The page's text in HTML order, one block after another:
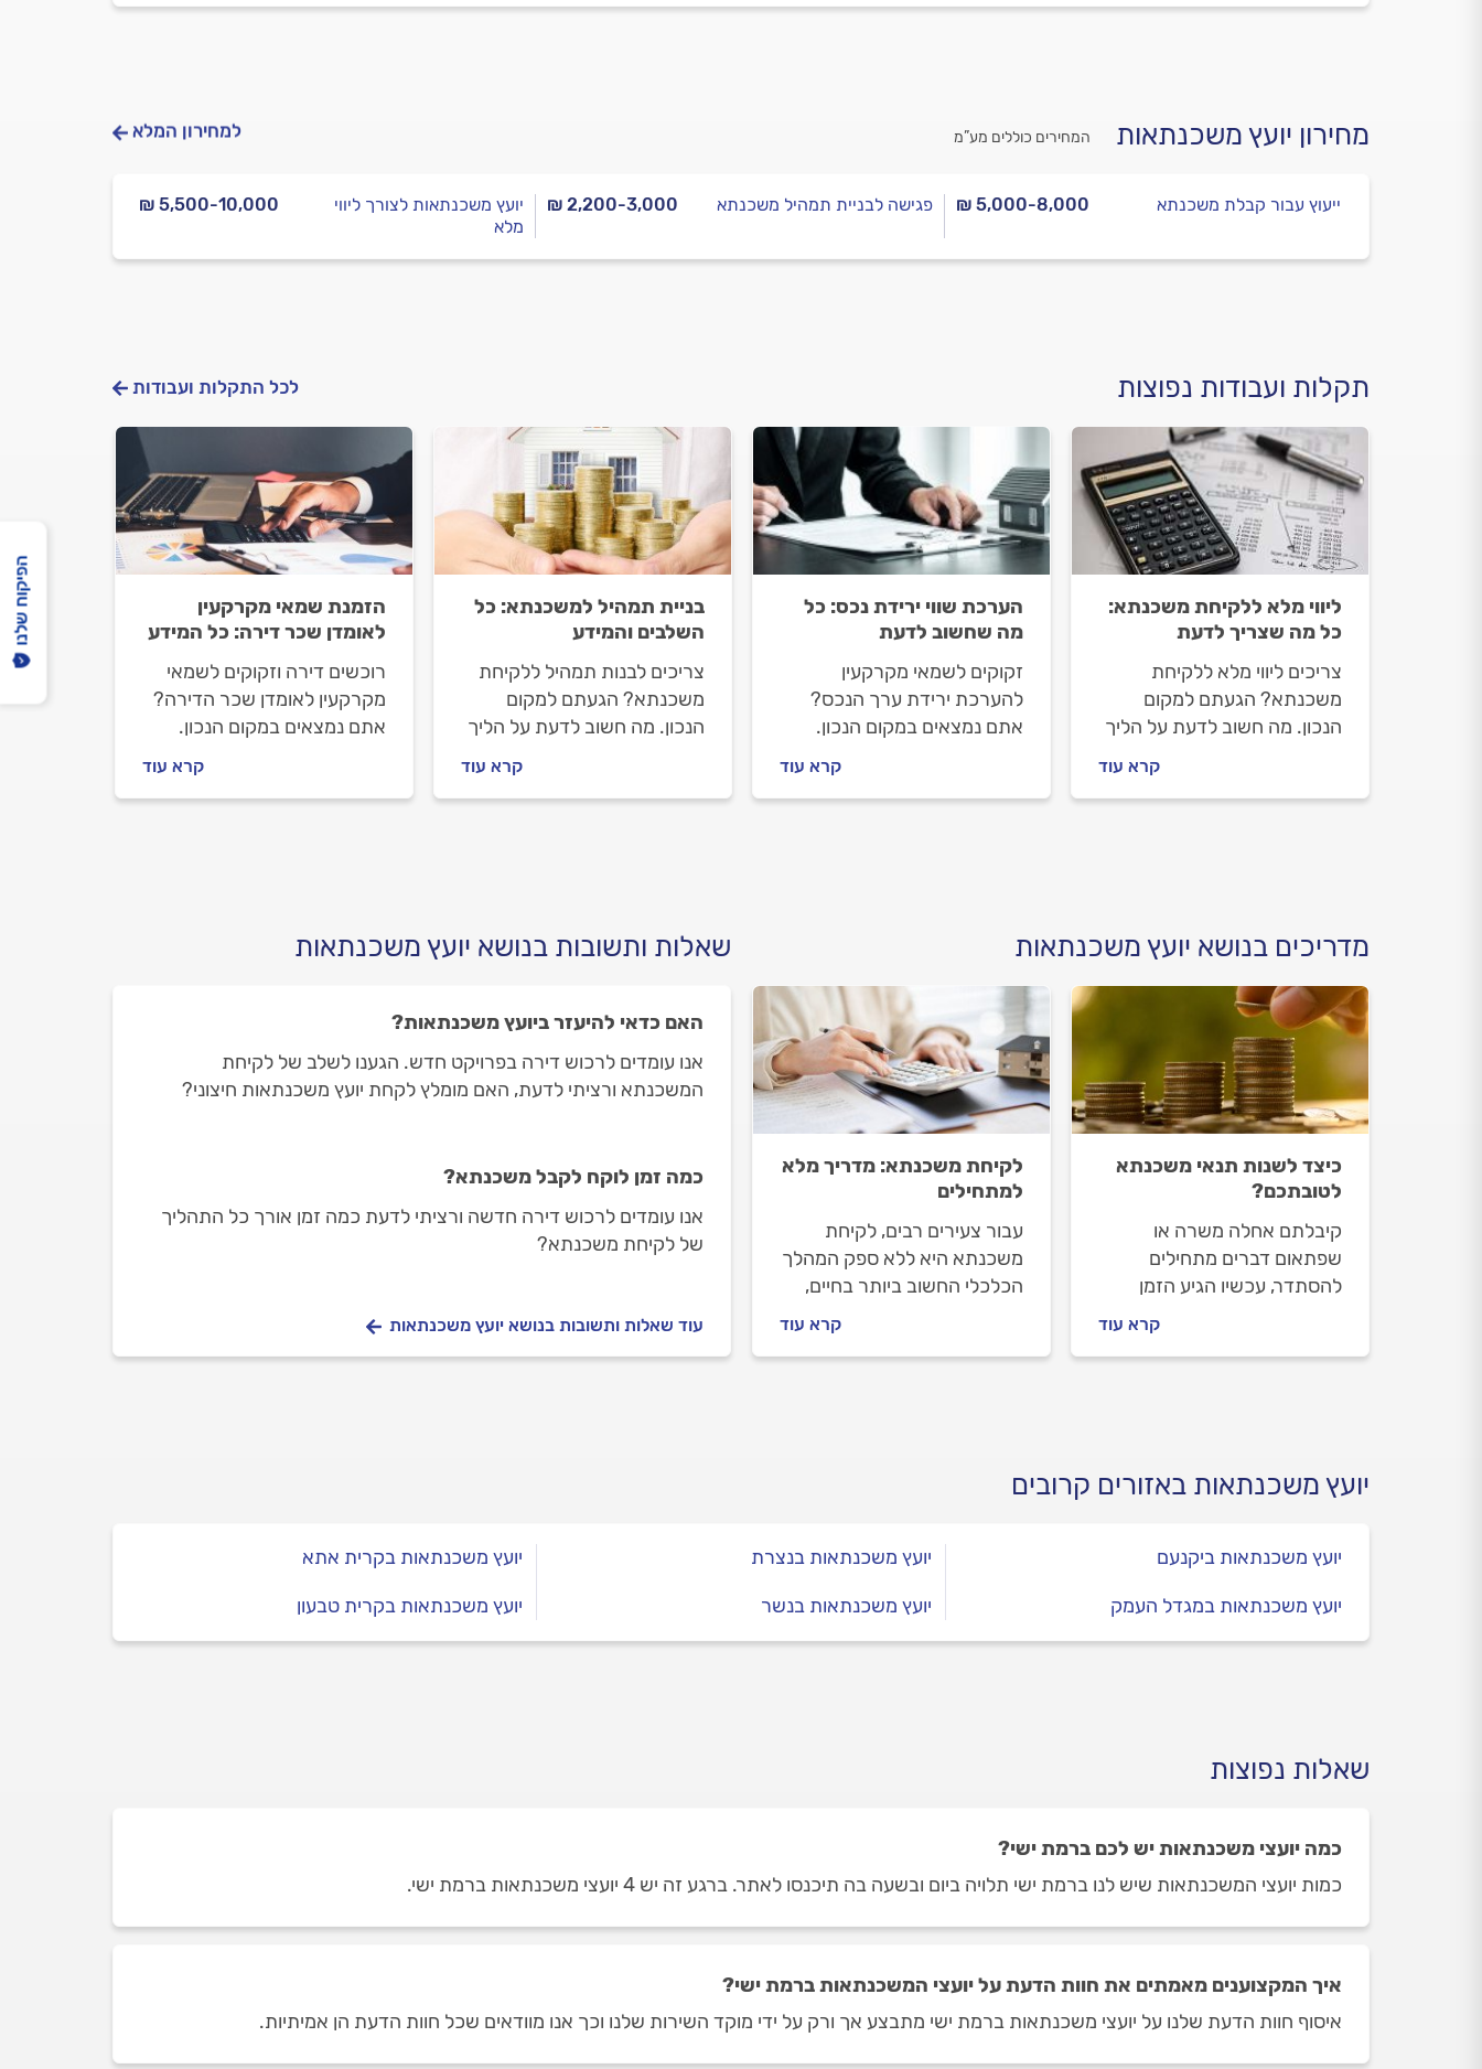
מחירון יועץ משכנתאות המחירים כוללים מע”מ למחירון המלא
₪ 5,000-8,000 ייעוץ עבור קבלת משכנתא ₪ 2,200-3,000 פגישה לבניית תמהיל משכנתא ₪ 5,500-10,000
יועץ משכנתאות לצורך ליווי
מלא
תקלות ועבודות נפוצות לכל התקלות ועבודות
ליווי מלא ללקיחת משכנתא:
כל מה שצריך לדעת
צריכים ליווי מלא ללקיחת
משכנתא? הגעתם למקום
הנכון. מה חשוב לדעת על הליך
לקבל, איך מתנהלים מול יועץ
המשכנתאות וכמה זה יעלה
קרא עוד
הערכת שווי ירידת נכס: כל
מה שחשוב לדעת
זקוקים לשמאי מקרקעין
להערכת ירידת ערך הנכס?
אתם נמצאים במקום הנכון.
נסביר למה צריך להזמין שמאי
מקרקעין, איך מתנהלים מולו
קרא עוד
בניית תמהיל למשכנתא: כל
השלבים והמידע
צריכים לבנות תמהיל ללקיחת
משכנתא? הגעתם למקום
הנכון. מה חשוב לדעת על הליך
מתנהלים מול יועץ המשכנתאות
וכמה זה יעלה לכם? כל
קרא עוד
הזמנת שמאי מקרקעין
לאומדן שכר דירה: כל המידע
רוכשים דירה וזקוקים לשמאי
מקרקעין לאומדן שכר הדירה?
אתם נמצאים במקום הנכון.
נסביר למה צריך להזמין שמאי
מקרקעין, איך מתנהלים מולו
קרא עוד
מדריכים בנושא יועץ משכנתאות
כיצד לשנות תנאי משכנתא
לטובתכם?
קיבלתם אחלה משרה או
שפתאום דברים מתחילים
להסתדר, עכשיו הגיע הזמן
המשכנתא? והאם לשכור את
שירותיו של יועץ משכנתא פרטי
קרא עוד
לקיחת משכנתא: מדריך מלא
למתחילים
עבור צעירים רבים, לקיחת
משכנתא היא ללא ספק המהלך
הכלכלי החשוב ביותר בחיים,
משתנים, ריביות ובעיקר סימני
שאלה רבים. במדריך הבא
מה זה מיחזור משכנתא ומה זה
קרא עוד
שאלות ותשובות בנושא יועץ משכנתאות
האם כדאי להיעזר ביועץ משכנתאות?
אנו עומדים לרכוש דירה בפרויקט חדש. הגענו לשלב של לקיחת
המשכנתא ורציתי לדעת, האם מומלץ לקחת יועץ משכנתאות חיצוני?
כמה זמן לוקח לקבל משכנתא?
אנו עומדים לרכוש דירה חדשה ורציתי לדעת כמה זמן אורך כל התהליך
של לקיחת משכנתא?
עוד שאלות ותשובות בנושא יועץ משכנתאות
יועץ משכנתאות באזורים קרובים
יועץ משכנתאות ביקנעם
יועץ משכנתאות במגדל העמק
יועץ משכנתאות בנצרת
יועץ משכנתאות בנשר
יועץ משכנתאות בקרית אתא
יועץ משכנתאות בקרית טבעון
שאלות נפוצות
כמה יועצי משכנתאות יש לכם ברמת ישי?
כמות יועצי המשכנתאות שיש לנו ברמת ישי תלויה ביום ובשעה בה תיכנסו לאתר. ברגע זה יש 4 יועצי משכנתאות ברמת ישי.
איך המקצוענים מאמתים את חוות הדעת על יועצי המשכנתאות ברמת ישי?
איסוף חוות הדעת שלנו על יועצי משכנתאות ברמת ישי מתבצע אך ורק על ידי מוקד השירות שלנו וכך אנו מוודאים שכל חוות הדעת הן אמיתיות.
הפיקוח שלנו